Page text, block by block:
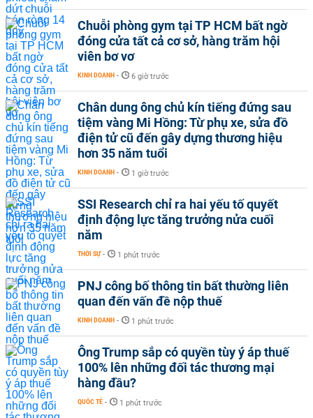
Chuỗi phòng gym tại TP HCM bất ngờ
đóng cửa tất cả cơ sở, hàng trăm hội
viên bơ vơ
KINH DOANH - 6 giờ trước
Chân dung ông chủ kín tiếng đứng sau
tiệm vàng Mi Hồng: Từ phụ xe, sửa đồ
điện tử cũ đến gây dựng thương hiệu
hơn 35 năm tuổi
KINH DOANH - 1 giờ trước
SSI Research chỉ ra hai yếu tố quyết
định động lực tăng trưởng nửa cuối
năm
THỜI SỰ - 1 phút trước
PNJ công bố thông tin bất thường liên
quan đến vấn đề nộp thuế
KINH DOANH - 1 phút trước
Ông Trump sắp có quyền tùy ý áp thuế
100% lên những đối tác thương mại
hàng đầu?
QUỐC TẾ - 1 phút trước